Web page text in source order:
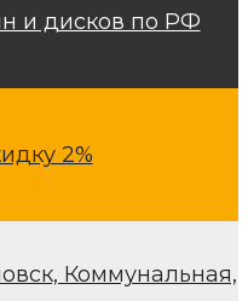
и дисков по РФ
2%
Коммунальная,